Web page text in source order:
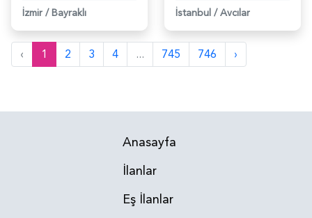
İzmir / Bayraklı
İstanbul / Avcılar
‹ 1 2 3 4 ... 745 746 ›
Anasayfa
İlanlar
Eş İlanlar